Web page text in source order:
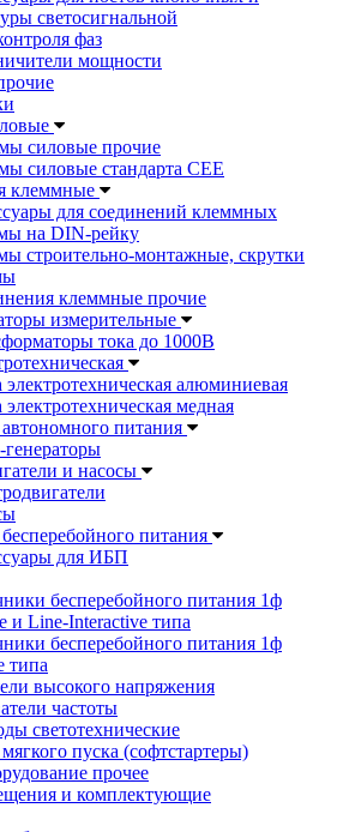
светосигнальной
фаз
мощности
силовые прочие
силовые стандарта CEE
клеммные
для соединений клеммных
на DIN-рейку
строительно-монтажные, скрутки
клеммные прочие
измерительные
тока до 1000В
алюминиевая
медная
питания
генераторы
и насосы
питания
для ИБП
бесперебойного питания 1ф
и Line-Interactive типа
бесперебойного питания 1ф
типа
высокого напряжения
частоты
светотехнические
пуска (софтстартеры)
прочее
и комплектующие